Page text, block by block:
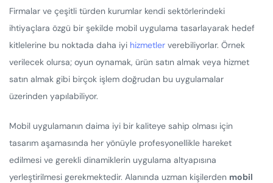
Firmalar ve çeşitli türden kurumlar kendi sektörlerindeki
ihtiyaçlara özgü bir şekilde mobil uygulama tasarlayarak hedef
kitlelerine bu noktada daha iyi hizmetler verebiliyorlar. Örnek
verilecek olursa; oyun oynamak, ürün satın almak veya hizmet
satın almak gibi birçok işlem doğrudan bu uygulamalar
üzerinden yapılabiliyor.
Mobil uygulamanın daima iyi bir kaliteye sahip olması için
tasarım aşamasında her yönüyle profesyonellikle hareket
edilmesi ve gerekli dinamiklerin uygulama altyapısına
yerleştirilmesi gerekmektedir. Alanında uzman kişilerden mobil